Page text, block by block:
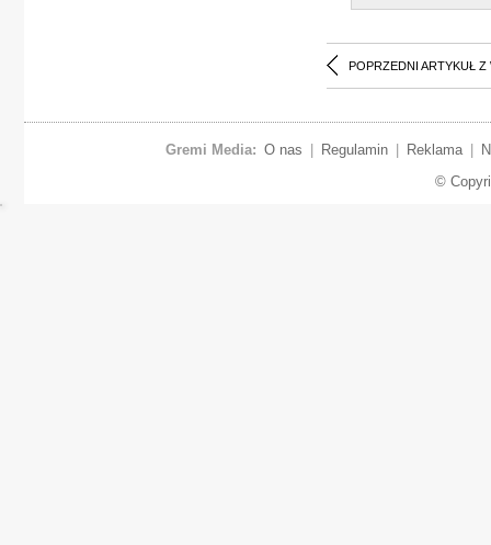
POPRZEDNI ARTYKUŁ Z
Gremi Media: O nas Regulamin Reklama
©